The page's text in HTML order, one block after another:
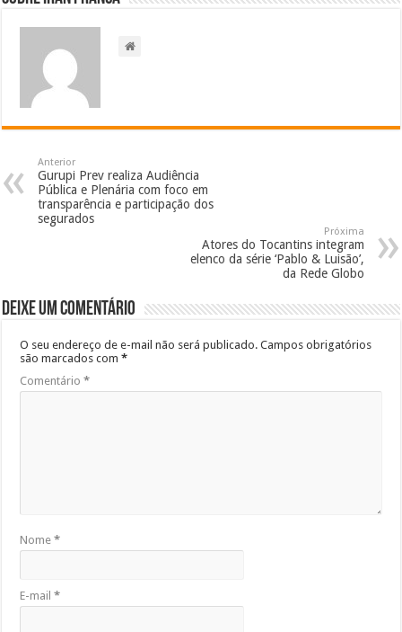
Anterior
Gurupi Prev realiza Audiência
Pública e Plenária com foco em
transparência e participação dos
segurados
Próxima
Atores do Tocantins integram
elenco da série ‘Pablo & Luisão’,
da Rede Globo
Deixe um comentário
O seu endereço de e-mail não será publicado. Campos obrigatórios
são marcados com*
Comentário*
Nome*
E-mail*